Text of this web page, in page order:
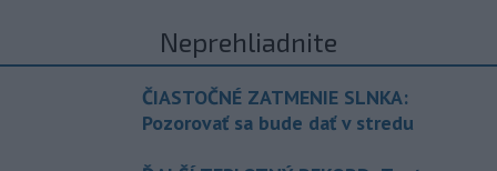
Neprehliadnite
ČIASTOČNÉ ZATMENIE SLNKA:
Pozorovať sa bude dať v stredu